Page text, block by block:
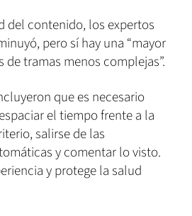
del contenido, los expertos
pero sí hay una “mayor
tramas menos complejas”.
que es necesario
el tiempo frente a la
salirse de las
y comentar lo visto.
y protege la salud